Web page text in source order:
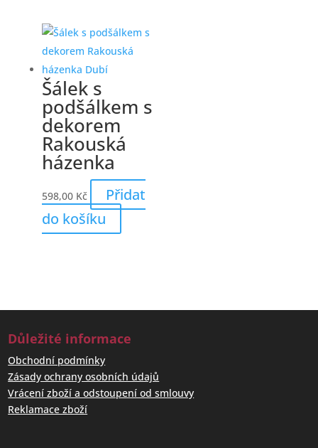
Šálek s
podšálkem s
dekorem
Rakouská
házenka
598,00 Kč
Přidat
do košíku
Důležité informace
Obchodní podmínky
Zásady ochrany osobních údajů
Vrácení zboží a odstoupení od smlouvy
Reklamace zboží